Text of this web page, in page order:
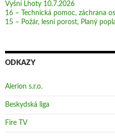
Vyšní Lhoty 10.7.2026
16 – Technická pomoc, záchrana
15 – Požár, lesní porost, Planý
ODKAZY
Alerion s.r.o.
Beskydská liga
Fire TV